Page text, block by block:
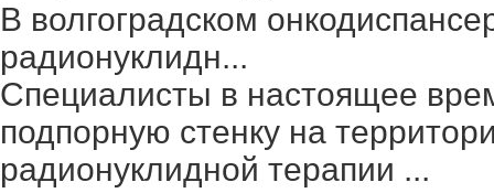
В волгоградском
радионуклидн...
Специалисты в настоящее
подпорную стенку на
радионуклидной терапии ...